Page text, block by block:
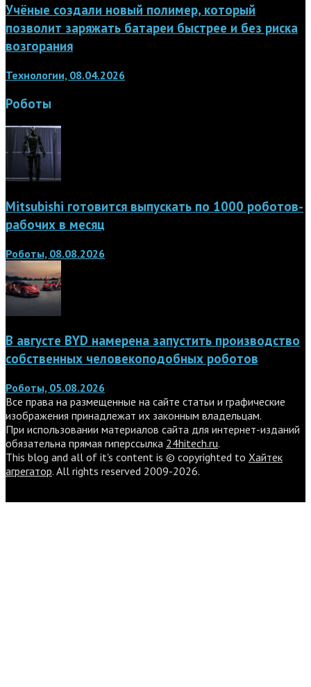
Учёные создали новый полимер, который
позволит заряжать батареи быстрее и без риска
возгорания
Технологии, 08.04.2026
Роботы
Mitsubishi готовится выпускать по 1000 роботов-
рабочих в месяц
Роботы, 08.08.2026
В августе BYD намерена запустить производство
собственных человекоподобных роботов
Роботы, 05.08.2026
Все права на размещенные на сайте статьи и графические
изображения принадлежат их законным владельцам.
При использовании материалов сайта для интернет-изданий
обязательна прямая гиперссылка 24hitech.ru.
This blog and all of it's content is © copyrighted to Хайтек
агрегатор. All rights reserved 2009-2026.